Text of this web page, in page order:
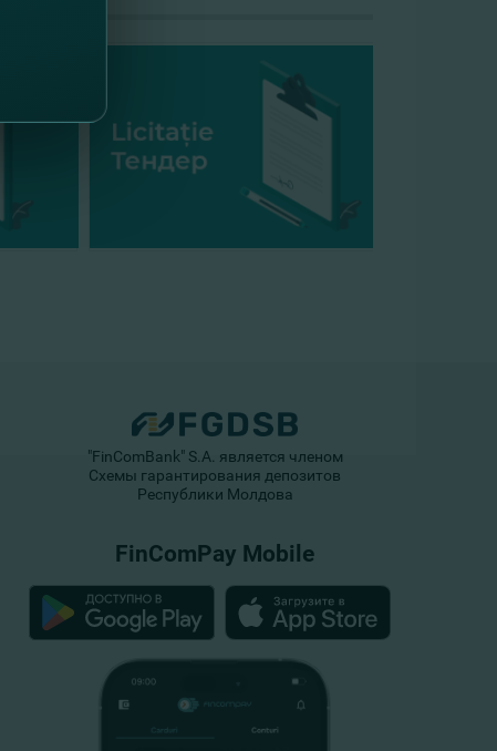
"FinComBank" S.A. является членом
Схемы гарантирования депозитов
Республики Молдова
FinComPay Mobile